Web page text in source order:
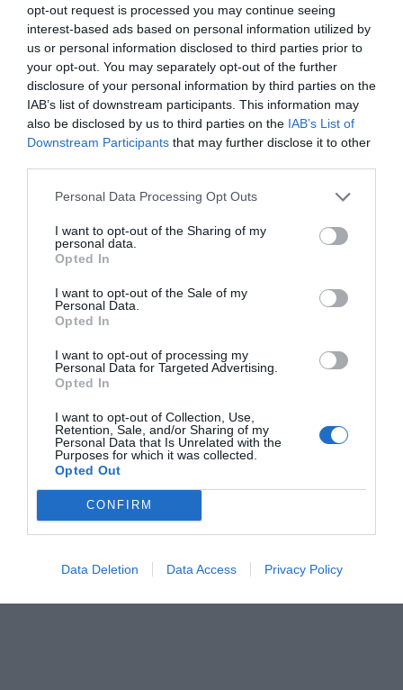
opt-out request is processed you may continue seeing
interest-based ads based on personal information utilized by
us or personal information disclosed to third parties prior to
your opt-out. You may separately opt-out of the further
disclosure of your personal information by third parties on the
IAB’s list of downstream participants. This information may
also be disclosed by us to third parties on the IAB’s List of
Downstream Participants that may further disclose it to other
Personal Data Processing Opt Outs
I want to opt-out of the Sharing of my
personal data.
Opted In
I want to opt-out of the Sale of my
Personal Data.
Opted In
I want to opt-out of processing my
Personal Data for Targeted Advertising.
Opted In
I want to opt-out of Collection, Use,
Retention, Sale, and/or Sharing of my
Personal Data that Is Unrelated with the
Purposes for which it was collected.
Opted Out
CONFIRM
Data Deletion Data Access Privacy Policy